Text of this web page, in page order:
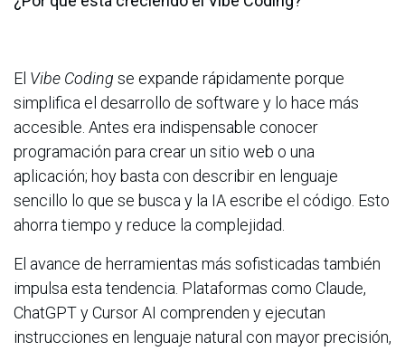
El Vibe Coding se expande rápidamente porque
simplifica el desarrollo de software y lo hace más
accesible. Antes era indispensable conocer
programación para crear un sitio web o una
aplicación; hoy basta con describir en lenguaje
sencillo lo que se busca y la IA escribe el código. Esto
ahorra tiempo y reduce la complejidad.
El avance de herramientas más sofisticadas también
impulsa esta tendencia. Plataformas como Claude,
ChatGPT y Cursor AI comprenden y ejecutan
instrucciones en lenguaje natural con mayor precisión,